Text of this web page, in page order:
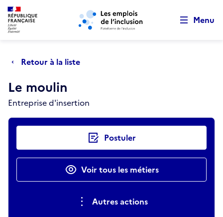
Aller au menu principal Aller au contenu principal
Menu
Retour à la liste
Le moulin
Entreprise d'insertion
Actions rapides Postuler
Voir tous les métiers
Autres actions
Retour au début de la page
Panneau de gestion des cookies